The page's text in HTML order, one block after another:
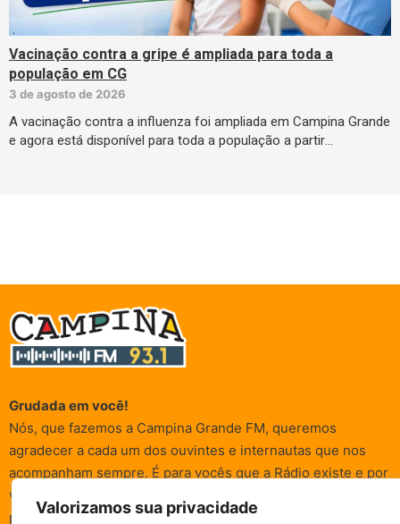
Valorizamos sua privacidade
Vacinação contra a gripe é ampliada para toda a
população em CG
3 de agosto de 2026
A vacinação contra a influenza foi ampliada em Campina Grande
e agora está disponível para toda a população a partir…
Grudada em você!
Nós, que fazemos a Campina Grande FM, queremos
agradecer a cada um dos ouvintes e internautas que nos
acompanham sempre. É para vocês que a Rádio existe e por
vocês que as informações (informativas, de entretenimento,
promocionais e de conscientização) são realizadas.